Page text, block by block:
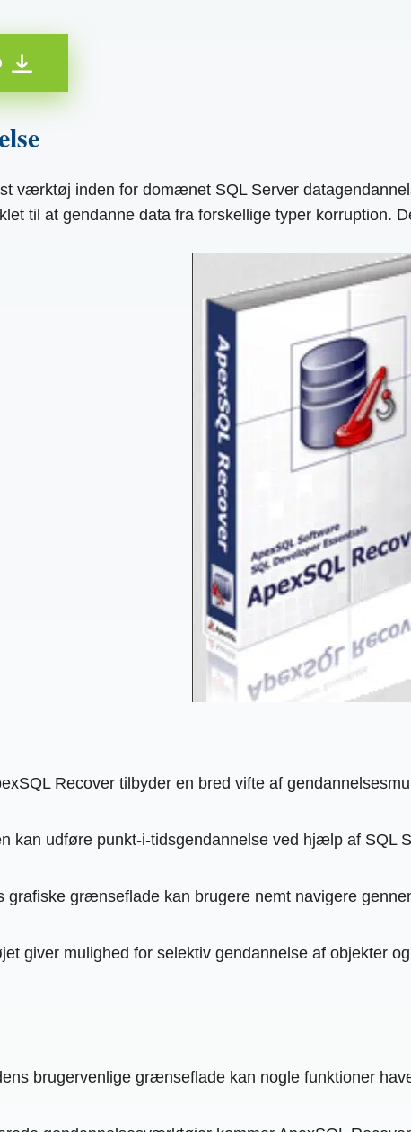
værktøj inden for domænet SQL Server
til at gendanne data fra forskellige typer korruption.
Recover tilbyder en bred vifte af
kan udføre punkt-i-tidsgendannelse ved hjælp af SQL
grafiske grænseflade kan brugere nemt navigere
giver mulighed for selektiv gendannelse af objekter
brugervenlige grænseflade kan nogle funktioner